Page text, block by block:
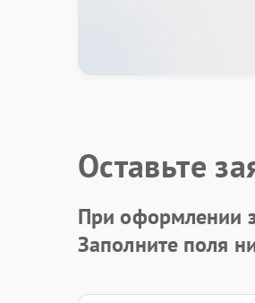
Оставьте
При оформлении
Заполните поля